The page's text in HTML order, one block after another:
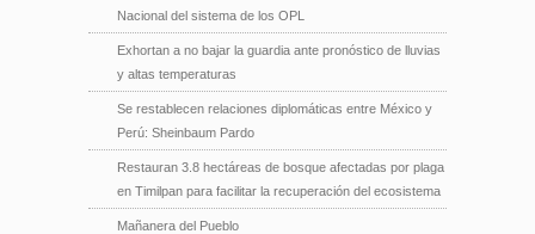
Nacional del sistema de los OPL
Exhortan a no bajar la guardia ante pronóstico de lluvias
y altas temperaturas
Se restablecen relaciones diplomáticas entre México y
Perú: Sheinbaum Pardo
Restauran 3.8 hectáreas de bosque afectadas por plaga
en Timilpan para facilitar la recuperación del ecosistema
Mañanera del Pueblo